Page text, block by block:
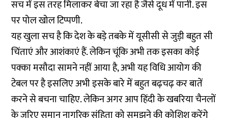
सच में इस तरह मिलाकर बेचा जा रहा है जैसे दूध में पानी. इस
पर पोल खोल टिप्पणी.
यह खुला सच है कि देश के बड़े तबके में यूसीसी से जुड़ी बहुत सी
चिंताएं और आशंकाएं हैं. लेकिन चूंकि अभी तक इसका कोई
पक्का मसौदा सामने नहीं आया है, अभी यह विधि आयोग की
टेबल पर है इसलिए अभी इसके बारे में बहुत बढ़चढ़ कर बातें
करने से बचना चाहिए. लेकिन अगर आप हिंदी के खबरिया चैनलों